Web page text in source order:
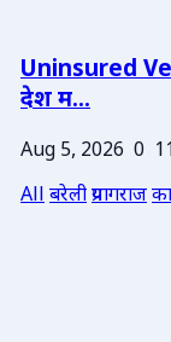
Uninsured
देश म...
Aug 5, 2026 0
Allबरेलीप्रयागराज